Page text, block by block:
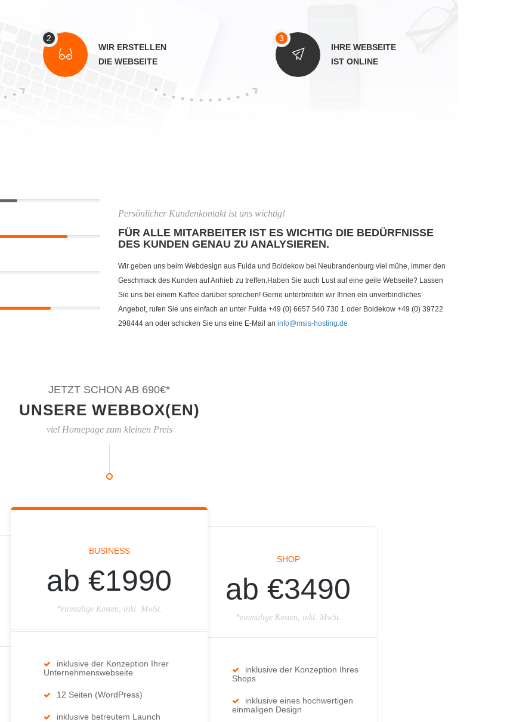
WIR ERSTELLEN
DIE WEBSEITE
IHRE WEBSEITE
IST ONLINE
Persönlicher Kundenkontakt ist uns wichtig!
FÜR ALLE MITARBEITER IST ES WICHTIG DIE BEDÜRFNISSE
DES KUNDEN GENAU ZU ANALYSIEREN.
Wir geben uns beim Webdesign aus Fulda und Boldekow bei Neubrandenburg viel mühe, immer den
Geschmack des Kunden auf Anhieb zu treffen.Haben Sie auch Lust auf eine geile Webseite? Lassen
Sie uns bei einem Kaffee darüber sprechen! Gerne unterbreiten wir Ihnen ein unverbindliches
Angebot, rufen Sie uns einfach an unter Fulda +49 (0) 6657 540 730 1 oder Boldekow +49 (0) 39722
298444 an oder schicken Sie uns eine E-Mail an info@msis-hosting.de
JETZT SCHON AB 690€*
UNSERE WEBBOX(EN)
viel Homepage zum kleinen Preis
BUSINESS
ab €1990
*einmalige Kosten, inkl. MwSt.
inklusive der Konzeption Ihrer
Unternehmenswebseite
12 Seiten (WordPress)
inklusive betreutem Launch
SHOP
ab €3490
*einmalige Kosten, inkl. MwSt.
inklusive der Konzeption Ihres
Shops
inklusive eines hochwertigen
einmaligen Design